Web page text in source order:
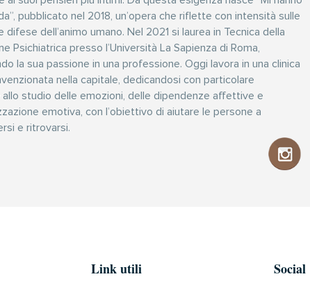
pubblicato nel 2018, un’opera che riflette con intensità sulle
difese dell’animo umano. Nel 2021 si laurea in Tecnica della
Psichiatrica presso l’Università La Sapienza di Roma,
la sua passione in una professione. Oggi lavora in una clinica
nella capitale, dedicandosi con particolare
studio delle emozioni, delle dipendenze affettive e
emotiva, con l’obiettivo di aiutare le persone a
e ritrovarsi.
Link utili Social